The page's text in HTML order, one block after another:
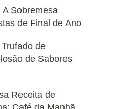
Sobremesa
de Final de Ano
de
de Sabores
Receita de